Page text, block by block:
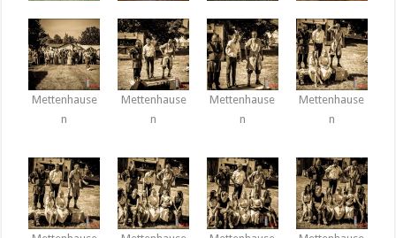
Mettenhause
n
Mettenhause
n
Mettenhause
n
Mettenhause
n